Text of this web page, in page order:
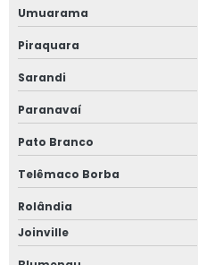
Umuarama
Piraquara
Sarandi
Paranavaí
Pato Branco
Telêmaco Borba
Rolândia
Joinville